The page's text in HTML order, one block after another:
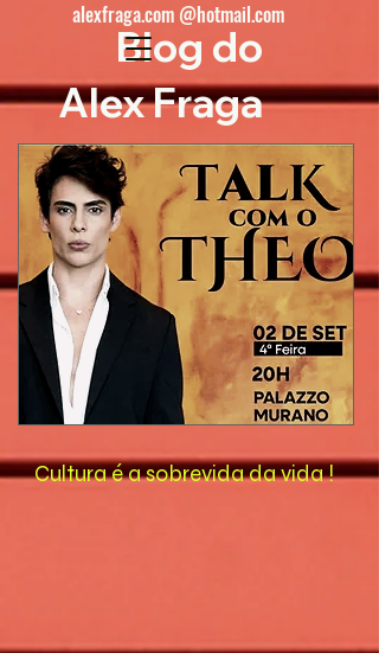
Cultura é a sobrevida da vida !
Blog do
Alex Fraga
alexfraga.com @hotmail.com